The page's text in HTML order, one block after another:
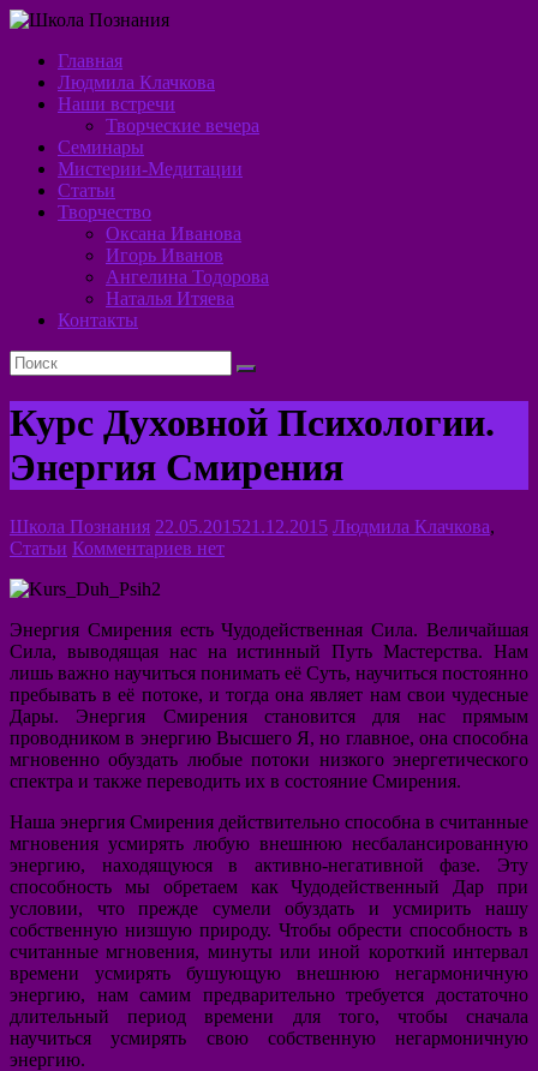
Перейти
содержимому
Школа
Познания
Алхимия
Духа
Главная
Людмила Клачкова
Наши встречи
Творческие вечера
Семинары
Мистерии-Медитации
Статьи
Творчество
Оксана Иванова
Игорь Иванов
Ангелина Тодорова
Наталья Итяева
Контакты
Курс Духовной Психологии.
Энергия Смирения
Школа Познания 22.05.201521.12.2015 Людмила Клачкова,
Статьи Комментариев нет
Энергия Смирения есть Чудодейственная Сила. Величайшая
Сила, выводящая нас на истинный Путь Мастерства. Нам
лишь важно научиться понимать её Суть, научиться постоянно
пребывать в её потоке, и тогда она являет нам свои чудесные
Дары. Энергия Смирения становится для нас прямым
проводником в энергию Высшего Я, но главное, она способна
мгновенно обуздать любые потоки низкого энергетического
спектра и также переводить их в состояние Смирения.
Наша энергия Смирения действительно способна в считанные
мгновения усмирять любую внешнюю несбалансированную
энергию, находящуюся в активно-негативной фазе. Эту
способность мы обретаем как Чудодейственный Дар при
условии, что прежде сумели обуздать и усмирить нашу
собственную низшую природу. Чтобы обрести способность в
считанные мгновения, минуты или иной короткий интервал
времени усмирять бушующую внешнюю негармоничную
энергию, нам самим предварительно требуется достаточно
длительный период времени для того, чтобы сначала
научиться усмирять свою собственную негармоничную
энергию.